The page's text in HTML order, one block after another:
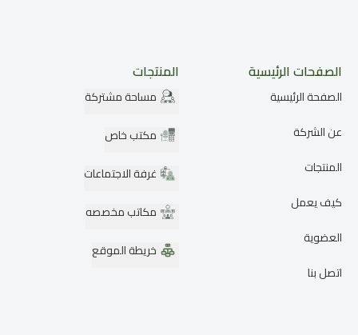
الصفحات الرئيسية
الصفحة الرئيسية
عن الشركة
المنتجات
كيف يعمل
العضوية
اتصل بنا
المنتجات
مساحة مشتركة
مكتب خاص
غرفة الاجتماعات
مكاتب مخصصه
خريطة الموقع